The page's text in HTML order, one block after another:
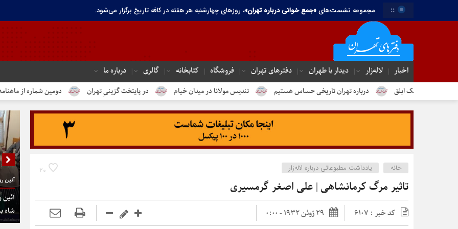
:: مجموعه نشست‌های«جمع خوانی درباره تهران»، روزهای چهارشنبه هر هفته در کافه تاریخ برگزار می‌شود.
اخبار لاله‌زار دیدار با طهران دفترهای تهران‌ فروشگاه کتابخانه گالری درباره ما
درباره تهران تاریخی حساس هستیم تندیس مولانا در میدان خیام در پایتخت گزینیِ تهران دومین شماره از ماهنامه الکترونیک
20 خانه یادداشت مطبوعاتی درباره لاله‌زار
تاثیر مرگ کرمانشاهی | علی اصغر گرمسیری
کد خبر : 6107 29 ژوئن 1932 - 0:00
آئین
آئین
شاه